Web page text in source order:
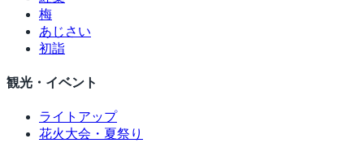
梅
あじさい
初詣
観光・イベント
ライトアップ
花火大会・夏祭り